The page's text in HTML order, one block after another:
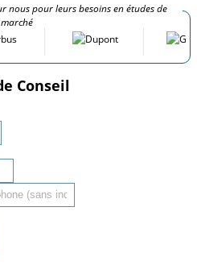
nous pour leurs besoins en études de
marché
Conseil